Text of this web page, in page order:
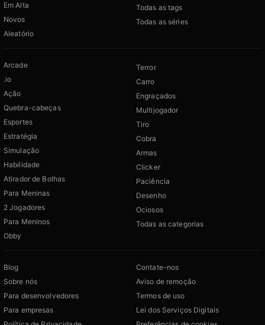
Em Alta
Novos
Aleatório
Todas as tags
Todas as séries
Arcade
.io
Ação
Quebra-cabeças
Esportes
Estratégia
Simulação
Habilidade
Atirador de Bolhas
Para Meninas
2 Jogadores
Para Meninos
Obby
Terror
Carro
Engraçados
Multijogador
Tiro
Cobra
Armas
Clicker
Paciência
Desenho
Ociosos
Todas as categorias
Blog
Sobre nós
Para desenvolvedores
Para empresas
Contate-nos
Aviso de remoção
Termos de uso
Lei dos Serviços Digitais